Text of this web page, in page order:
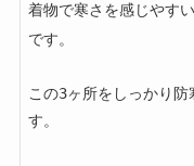
着物で寒さを感じやすい
です。
この3ヶ所をしっかり
す。